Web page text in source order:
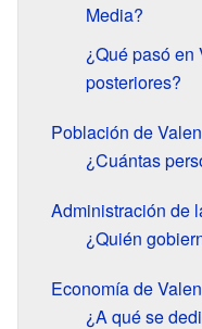
Media?
¿Qué pasó
posteriores?
Población de
¿Cuántas
Administración de
¿Quién
Economía de
¿A qué se